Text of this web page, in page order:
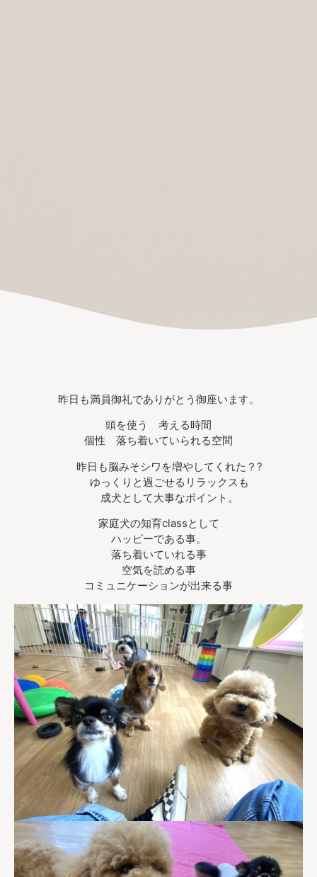
昨日も満員御礼でありがとう御座います。
頭を使う 考える時間
個性 落ち着いていられる空間
昨日も脳みそシワを増やしてくれた？?
ゆっくりと過ごせるリラックスも
成犬として大事なポイント。
家庭犬の知育classとして
ハッピーである事。
落ち着いていれる事
空気を読める事
コミュニケーションが出来る事